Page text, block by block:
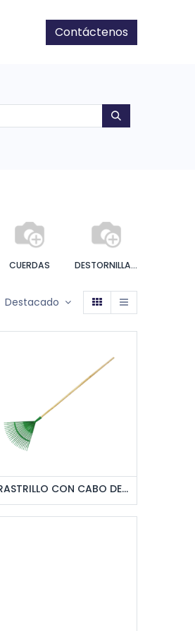
Contáctenos
CUERDAS DESTORNILLADORES
Destacado
Agregar al pedido RASTRILLO CON CABO DE MADERA 22 DIENTES VERDE PLASTICO UNID S/M